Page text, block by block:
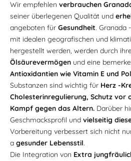
Wir empfehlen verbrauchen
seiner überlegenen Qualität und
angeboten für Gesundheit. Granada
mit idealen geografischen und
hergestellt werden, werden durch
Ölsäurevermögen und eine
Antioxidantien wie Vitamin E und
Substanzen sind wichtig für Herz -
Cholesterinregulierung, Schutz vor
Kampf gegen das Altern. Darüber
Geschmacksprofil und vielseitig
Vorbereitung verbessert sich nicht
a gesunder Lebensstil.
Die Integration von Extra